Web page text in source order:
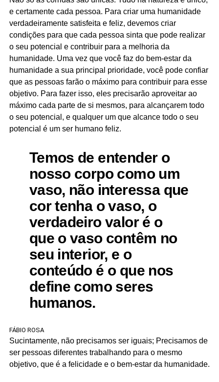
e certamente cada pessoa. Para criar uma humanidade
verdadeiramente satisfeita e feliz, devemos criar
condições para que cada pessoa sinta que pode realizar
o seu potencial e contribuir para a melhoria da
humanidade. Uma vez que você faz do bem-estar da
humanidade a sua principal prioridade, você pode confiar
que as pessoas farão o máximo para contribuir para esse
objetivo. Para fazer isso, eles precisarão aproveitar ao
máximo cada parte de si mesmos, para alcançarem todo
o seu potencial, e qualquer um que alcance todo o seu
potencial é um ser humano feliz.
Temos de entender o
nosso corpo como um
vaso, não interessa que
cor tenha o vaso, o
verdadeiro valor é o
que o vaso contêm no
seu interior, e o
conteúdo é o que nos
define como seres
humanos.
FÁBIO ROSA
Sucintamente, não precisamos ser iguais; Precisamos de
ser pessoas diferentes trabalhando para o mesmo
objetivo, que é a felicidade e o bem-estar da humanidade.